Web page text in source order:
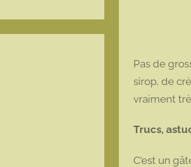
Pas de
sirop, de
vraiment
Trucs,
C’est un